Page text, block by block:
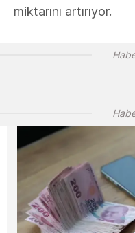
miktarını artırıyor.